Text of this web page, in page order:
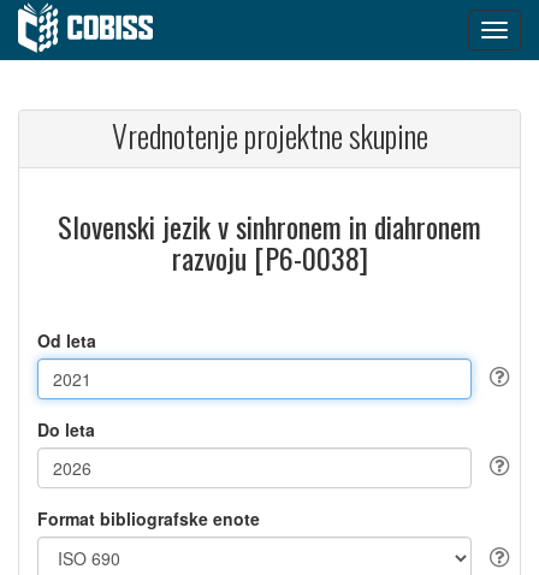
Vrednotenje projektne skupine
Slovenski jezik v sinhronem in diahronem
razvoju [P6-0038]
Od leta
Do leta
Format bibliografske enote